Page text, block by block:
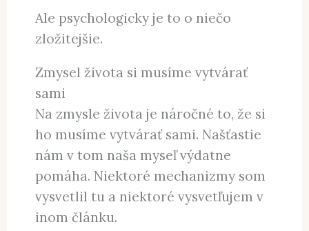
nenarodili ste sa, aby ste naplnili
nejaký vopred daný účel. Biologicky
vopred daný účel existuje. To áno.
Prežiť až po rozmnoženie.
Ale psychologicky je to o niečo
zložitejšie.
Zmysel života si musíme vytvárať
sami
Na zmysle života je náročné to, že si
ho musíme vytvárať sami. Našťastie